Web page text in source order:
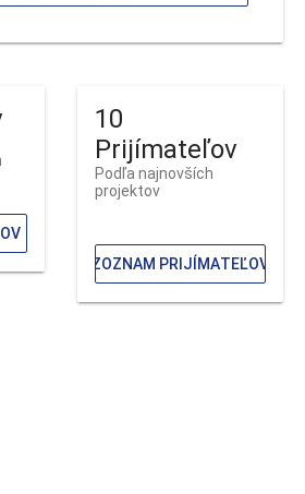
10
Prijímateľov
Podľa najnovších
projektov
ZOZNAM PRIJÍMATEĽOV